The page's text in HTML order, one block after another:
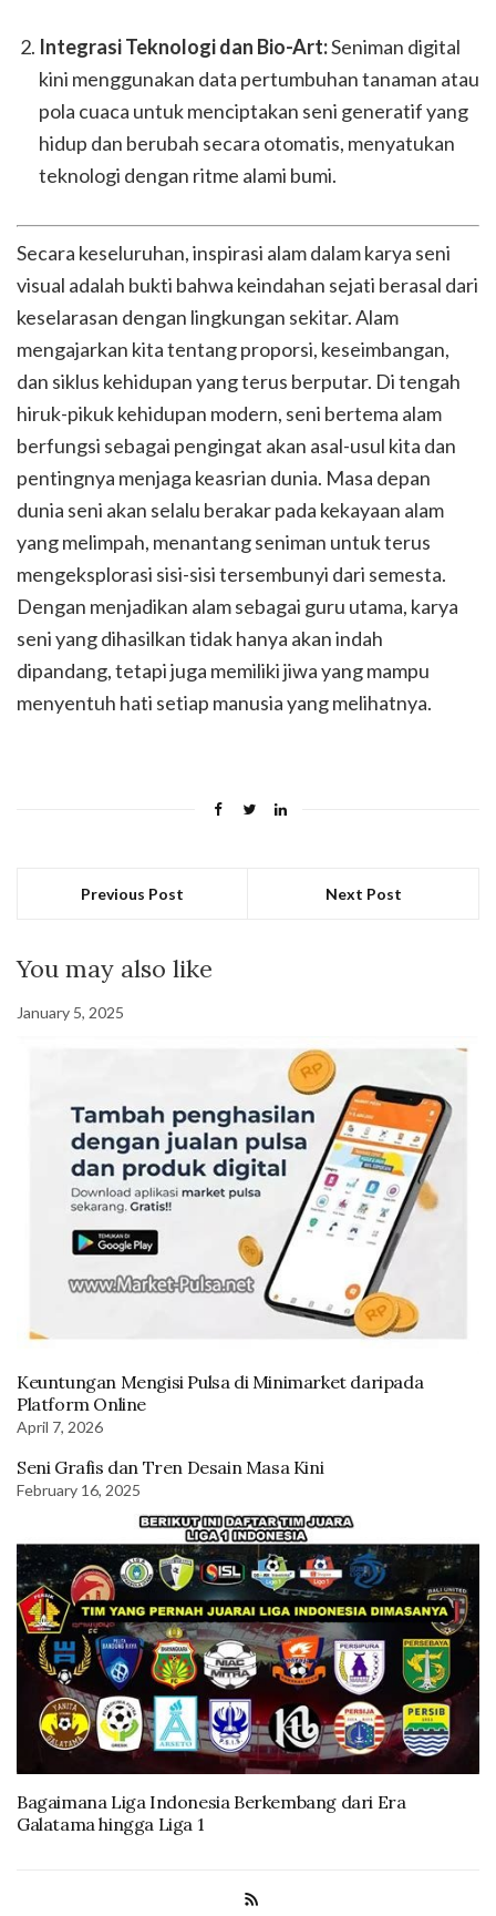
Integrasi Teknologi dan Bio-Art:Seniman digital
kini menggunakan data pertumbuhan tanaman atau
pola cuaca untuk menciptakan seni generatif yang
hidup dan berubah secara otomatis, menyatukan
teknologi dengan ritme alami bumi.
Secara keseluruhan, inspirasi alam dalam karya seni
visual adalah bukti bahwa keindahan sejati berasal dari
keselarasan dengan lingkungan sekitar. Alam
mengajarkan kita tentang proporsi, keseimbangan,
dan siklus kehidupan yang terus berputar. Di tengah
hiruk-pikuk kehidupan modern, seni bertema alam
berfungsi sebagai pengingat akan asal-usul kita dan
pentingnya menjaga keasrian dunia. Masa depan
dunia seni akan selalu berakar pada kekayaan alam
yang melimpah, menantang seniman untuk terus
mengeksplorasi sisi-sisi tersembunyi dari semesta.
Dengan menjadikan alam sebagai guru utama, karya
seni yang dihasilkan tidak hanya akan indah
dipandang, tetapi juga memiliki jiwa yang mampu
menyentuh hati setiap manusia yang melihatnya.
Previous Post Next Post
You may also like
January 5, 2025
Keuntungan Mengisi Pulsa di Minimarket daripada
Platform Online
April 7, 2026
Seni Grafis dan Tren Desain Masa Kini
February 16, 2025
Bagaimana Liga Indonesia Berkembang dari Era
Galatama hingga Liga 1